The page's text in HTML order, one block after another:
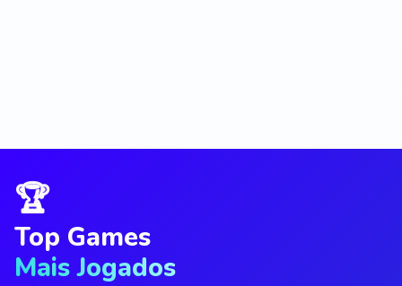
🏆
Top Games
Mais Jogados